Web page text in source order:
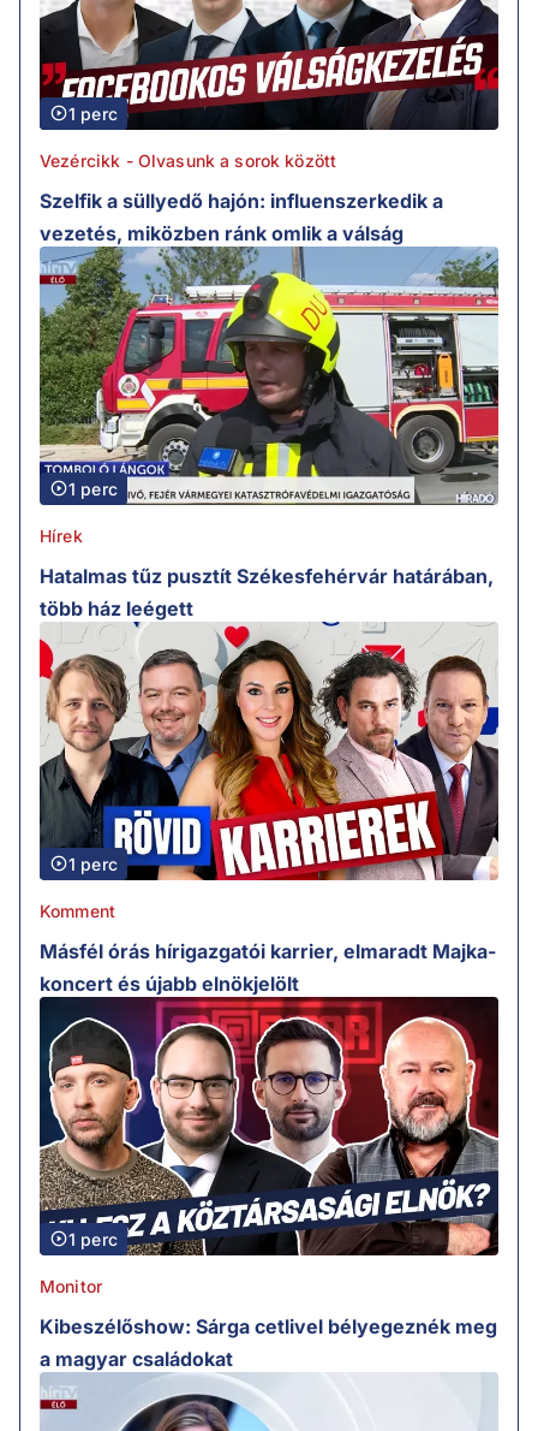
1 perc
Vezércikk - Olvasunk a sorok között
Szelfik a süllyedő hajón: influenszerkedik a
vezetés, miközben ránk omlik a válság
1 perc
Hírek
Hatalmas tűz pusztít Székesfehérvár határában,
több ház leégett
1 perc
Komment
Másfél órás hírigazgatói karrier, elmaradt Majka-
koncert és újabb elnökjelölt
1 perc
Monitor
Kibeszélőshow: Sárga cetlivel bélyegeznék meg
a magyar családokat